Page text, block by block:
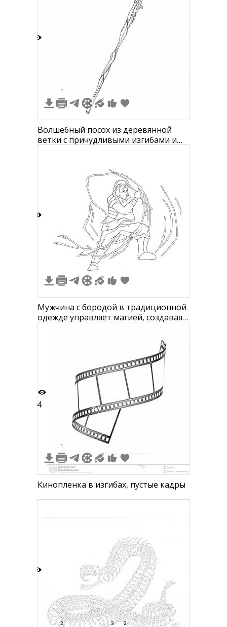
1
Волшебный посох из деревянной
ветки с причудливыми изгибами и
Мужчина с бородой в традиционной
одежде управляет магией, создавая
4
1
Кинопленка в изгибах, пустые кадры
2 3 2